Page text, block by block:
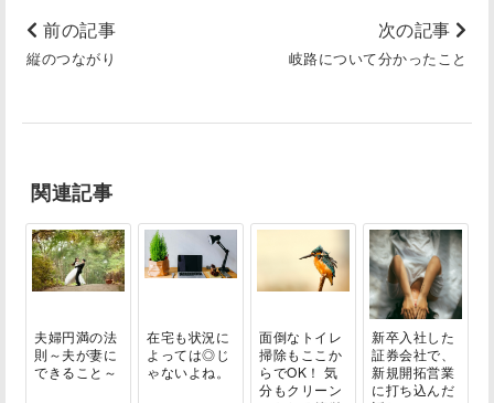
前の記事
縦のつながり
次の記事
岐路について分かったこと
関連記事
夫婦円満の法
則～夫が妻に
できること～
在宅も状況に
よっては◎じ
ゃないよね。
面倒なトイレ
掃除もここか
らでOK！ 気
分もクリーン
新卒入社した
証券会社で、
新規開拓営業
に打ち込んだ